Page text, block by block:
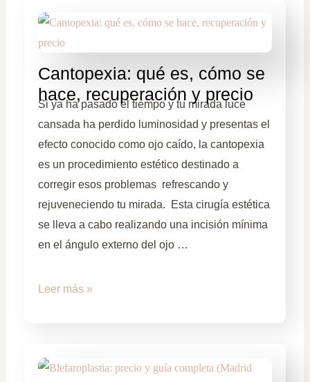
Cantopexia: qué es, cómo se
hace, recuperación y precio
Si ya ha pasado el tiempo y tu mirada luce
cansada ha perdido luminosidad y presentas el
efecto conocido como ojo caído, la cantopexia
es un procedimiento estético destinado a
corregir esos problemas refrescando y
rejuveneciendo tu mirada. Esta cirugía estética
se lleva a cabo realizando una incisión mínima
en el ángulo externo del ojo …
Leer más »